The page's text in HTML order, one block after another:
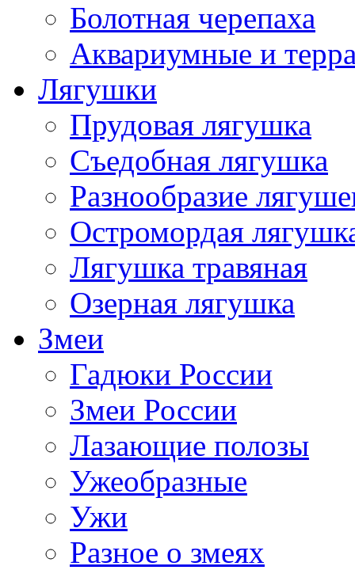
Болотная черепаха
Аквариумные и
Лягушки
Прудовая лягушка
Съедобная лягушка
Разнообразие
Остромордая
Лягушка травяная
Озерная лягушка
Змеи
Гадюки России
Змеи России
Лазающие полозы
Ужеобразные
Ужи
Разное о змеях